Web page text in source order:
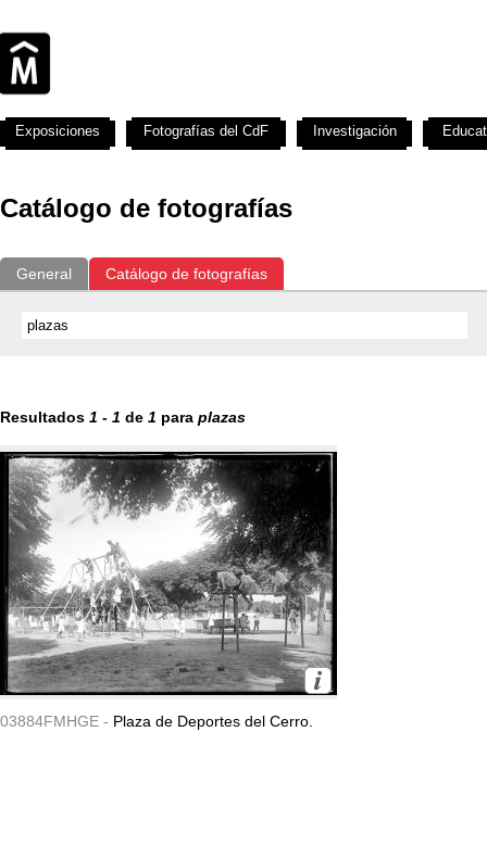
Catálogo de fotografías
General Catálogo de fotografías
Resultados 1 - 1 de 1 para plazas
03884FMHGE - Plaza de Deportes del Cerro.
Exposiciones Fotografías del CdF Investigación